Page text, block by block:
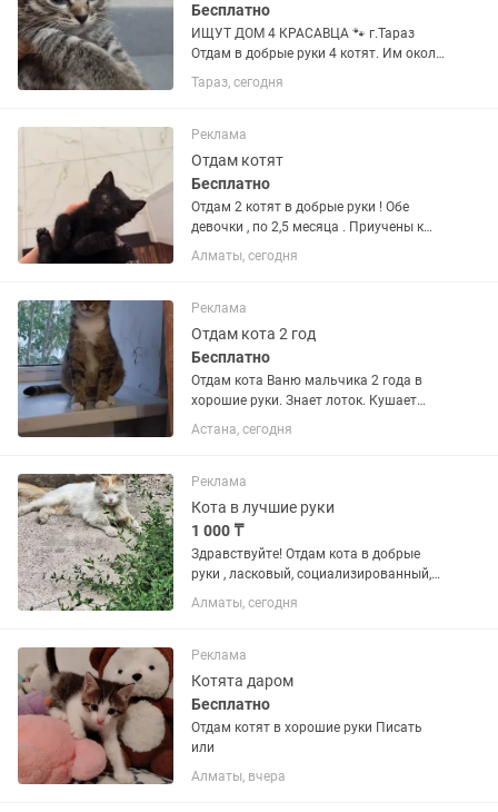
Бесплатно
ИЩУТ ДОМ 4 КРАСАВЦА 🐾 г.Тараз
Отдам в добрые руки 4 котят. Им около
2 месяцев, кушают сами. Кто в
команде: 🧡 1 рыжий солнышко - самый
Тараз, сегодня
Реклама
Отдам котят
Бесплатно
Отдам 2 котят в добрые руки ! Обе
девочки , по 2,5 месяца . Приучены к
лотку и едят любую еду и корм .
Алматы, сегодня
Реклама
Отдам кота 2 год
Бесплатно
Отдам кота Ваню мальчика 2 года в
хорошие руки. Знает лоток. Кушает
сухой и влажный корм, домашнюю еду.
Добрый кот ищет теплый дом и заботу.
Астана, сегодня
Реклама
Кота в лучшие руки
1 000 ₸
Здравствуйте! Отдам кота в добрые
руки , ласковый, социализированный,
умный, ходит в лоток, очень любит
человека, который будет заботится о
которая позаботиться о...
Алматы, сегодня
Реклама
Котята даром
Бесплатно
Отдам котят в хорошие руки Писать
или
Алматы, вчера